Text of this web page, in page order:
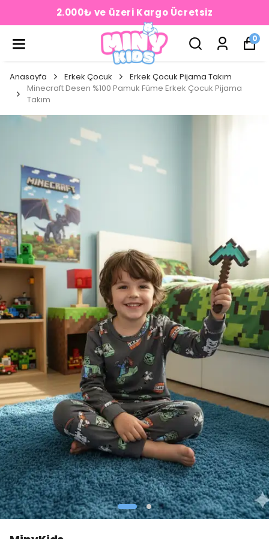
2.000₺ ve üzeri Kargo Ücretsiz
0
Anasayfa Erkek Çocuk
Erkek Çocuk Pijama Takım
Minecraft Desen %100 Pamuk Füme Erkek Çocuk Pijama
Takım